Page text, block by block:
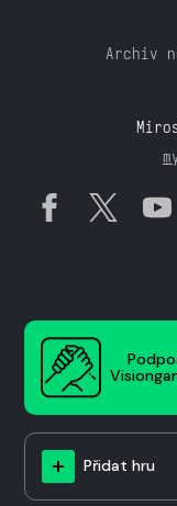
Archiv
Přidat hru